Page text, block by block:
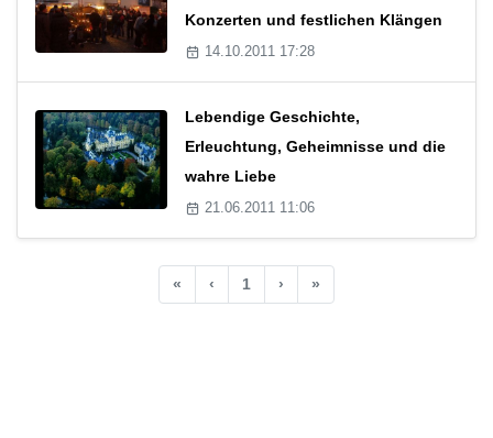
Konzerten und festlichen Klängen
14.10.2011 17:28
Lebendige Geschichte,
Erleuchtung, Geheimnisse und die
wahre Liebe
21.06.2011 11:06
« ‹ 1 › »